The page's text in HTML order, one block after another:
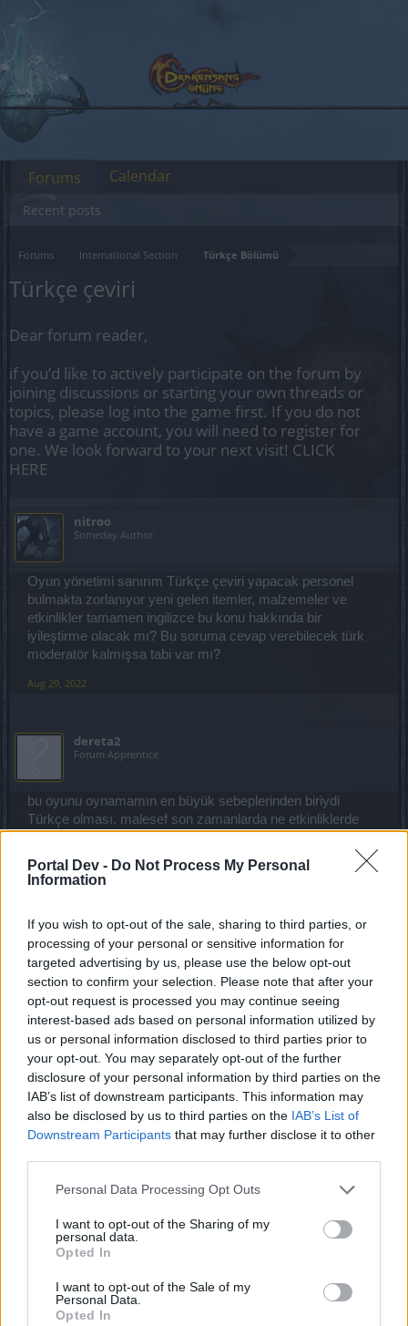
Portal Dev - Do Not Process My Personal
Information
If you wish to opt-out of the sale, sharing to third parties, or
processing of your personal or sensitive information for
targeted advertising by us, please use the below opt-out
section to confirm your selection. Please note that after your
opt-out request is processed you may continue seeing
interest-based ads based on personal information utilized by
us or personal information disclosed to third parties prior to
your opt-out. You may separately opt-out of the further
disclosure of your personal information by third parties on the
IAB’s list of downstream participants. This information may
also be disclosed by us to third parties on the IAB’s List of
Downstream Participants that may further disclose it to other
Personal Data Processing Opt Outs
I want to opt-out of the Sharing of my
personal data.
Opted In
I want to opt-out of the Sale of my
Personal Data.
Opted In
Forums International Section Türkçe Bölümü
Türkçe çeviri
Dear forum reader,
if you’d like to actively participate on the forum by
joining discussions or starting your own threads or
topics, please log into the game first. If you do not
have a game account, you will need to register for
one. We look forward to your next visit! CLICK
HERE
nitroo
Someday Author
Oyun yönetimi sanırım Türkçe çeviri yapacak personel
bulmakta zorlanıyor yeni gelen itemler, malzemeler ve
etkinlikler tamamen ingilizce bu konu hakkında bir
iyileştirme olacak mı? Bu soruma cevap verebilecek türk
moderatör kalmışsa tabi var mı?
Aug 29, 2022
dereta2
Forum Apprentice
bu oyunu oynamamın en büyük sebeplerinden biriydi
Türkçe olması. malesef son zamanlarda ne etkinliklerde
uzun süre oynamayı sürdürebileceğimi zannetmiyorum.
Aug 29, 2022
aBDuLHaMiTHaN
Old Hand
oyun gibi forum da ölmüş yazık
dereta2
Forum Apprentice
Sep 4, 2022
Arthur
Team Drakensang Online
nitroo said:↑
Forums
Recent posts
Calendar